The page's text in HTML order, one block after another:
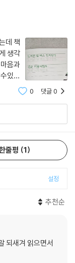
스물두 가지 말 표현
느낌을 받을 수 있습
아름답고 고운 말들을
간입니다.
똑똑하게 말하는
사회에 필요한 올바
사를 표현할 수 있는
데 책
생각
음과
있는
0 댓글0
줄평 1
설정
추천순
되새겨 읽으면서